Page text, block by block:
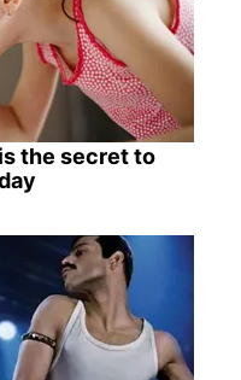
the secret to